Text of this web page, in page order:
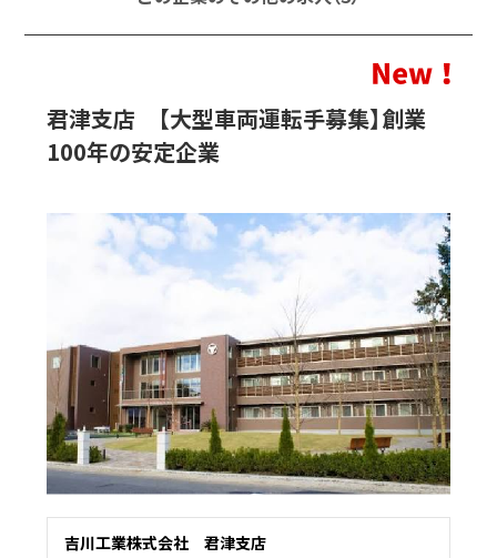
君津支店 【大型車両運転手募集】創業
100年の安定企業
吉川工業株式会社 君津支店